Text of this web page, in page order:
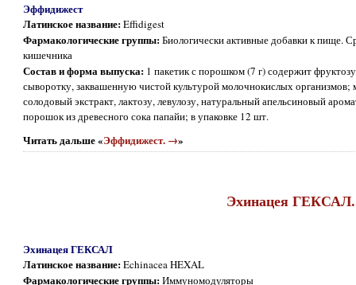
Эффидижест
Латинское название:Effidigest
Фармакологические группы:Биологически активные добавки к пище.
кишечника
Состав и форма выпуска: 1 пакетик с порошком (7 г) содержит
сыворотку, заквашенную чистой культурой молочнокислых
солодовый экстракт, лактозу, левулозу, натуральный апельсиновый
порошок из древесного сока папайи; в упаковке 12 шт.
Читать дальше «Эффидижест. →»
Эхинацея ГЕКСАЛ.
Эхинацея ГЕКСАЛ
Латинское название:Echinacea HEXAL
Фармакологические группы:Иммуномодуляторы